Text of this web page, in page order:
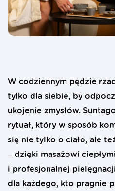
W codziennym pędzie
tylko dla siebie, by
ukojenie zmysłów.
rytuał, który w sposób
się nie tylko o ciało, ale
– dzięki masażowi
i profesjonalnej
dla każdego, kto pragnie